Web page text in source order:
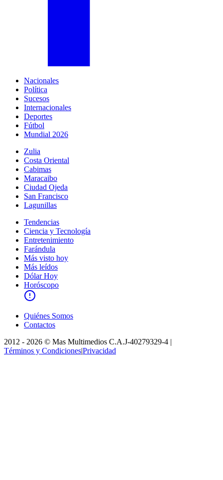
Nacionales
Política
Sucesos
Internacionales
Deportes
Fútbol
Mundial 2026
Zulia
Costa Oriental
Cabimas
Maracaibo
Ciudad Ojeda
San Francisco
Lagunillas
Tendencias
Ciencia y Tecnología
Entretenimiento
Farándula
Más visto hoy
Más leídos
Dólar Hoy
Horóscopo
Quiénes Somos
Contactos
2012 - 2026 © Mas Multimedios C.A.J-40279329-4 |
Términos y Condiciones|Privacidad